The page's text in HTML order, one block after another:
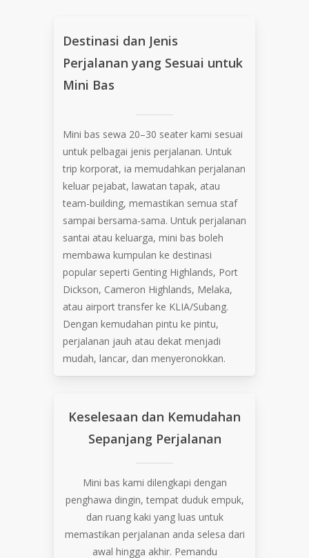
Keselesaan dan Kemudahan
Sepanjang Perjalanan
Mini bas kami dilengkapi dengan
penghawa dingin, tempat duduk empuk,
dan ruang kaki yang luas untuk
memastikan perjalanan anda selesa dari
awal hingga akhir. Pemandu
Destinasi dan Jenis
Perjalanan yang Sesuai untuk
Mini Bas
Mini bas sewa 20–30 seater kami sesuai
untuk pelbagai jenis perjalanan. Untuk
trip korporat, ia memudahkan perjalanan
keluar pejabat, lawatan tapak, atau
team-building, memastikan semua staf
sampai bersama-sama. Untuk perjalanan
santai atau keluarga, mini bas boleh
membawa kumpulan ke destinasi
popular seperti Genting Highlands, Port
Dickson, Cameron Highlands, Melaka,
atau airport transfer ke KLIA/Subang.
Dengan kemudahan pintu ke pintu,
perjalanan jauh atau dekat menjadi
mudah, lancar, dan menyeronokkan.